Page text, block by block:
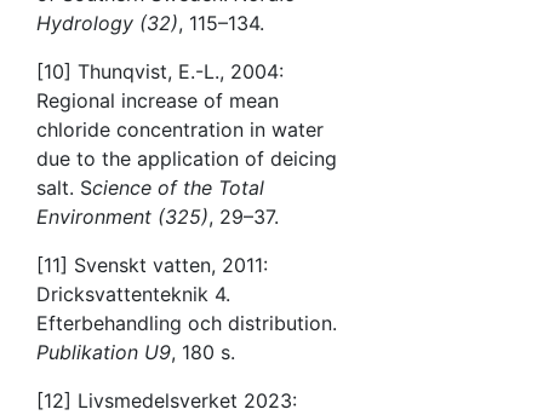
Hydrology (32), 115–134.
[10] Thunqvist, E.-L., 2004:
Regional increase of mean
chloride concentration in water
due to the application of deicing
salt. Science of the Total
Environment (325), 29–37.
[11] Svenskt vatten, 2011:
Dricksvattenteknik 4.
Efterbehandling och distribution.
Publikation U9, 180 s.
[12] Livsmedelsverket 2023: